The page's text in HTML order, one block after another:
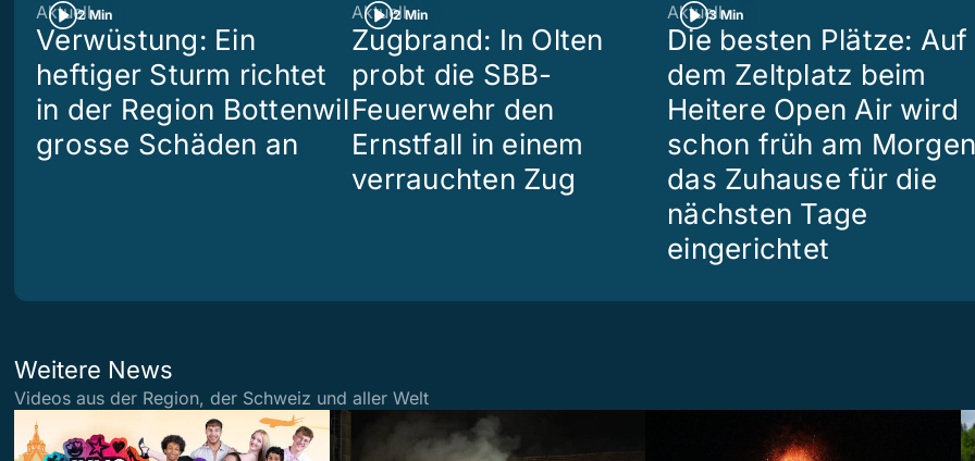
2 Min
Aktuell
Verwüstung: Ein
heftiger Sturm richtet
in der Region Bottenwil
grosse Schäden an
2 Min
Aktuell
Zugbrand: In Olten
probt die SBB-
Feuerwehr den
Ernstfall in einem
verrauchten Zug
3 Min
Aktuell
Die besten Plätze: Auf
dem Zeltplatz beim
Heitere Open Air wird
schon früh am Morgen
das Zuhause für die
nächsten Tage
eingerichtet
Weitere News
Videos aus der Region, der Schweiz und aller Welt